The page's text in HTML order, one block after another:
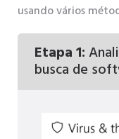
usando vários
Etapa 1:
busca de